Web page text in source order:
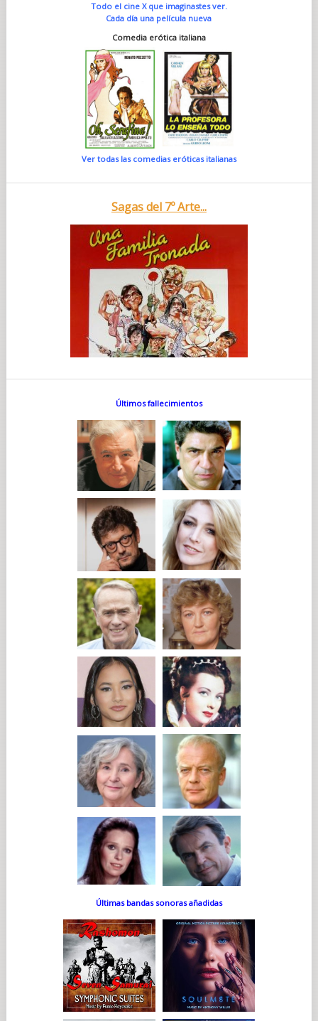
Todo el cine X que imaginastes ver.
Cada día una película nueva
Comedia erótica italiana
Ver todas las comedias eróticas italianas
Sagas del 7º Arte...
Últimos fallecimientos
Últimas bandas sonoras añadidas